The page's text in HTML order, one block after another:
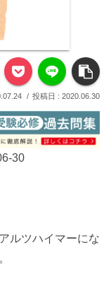
2020.06.30
30
ルツハイマーにな